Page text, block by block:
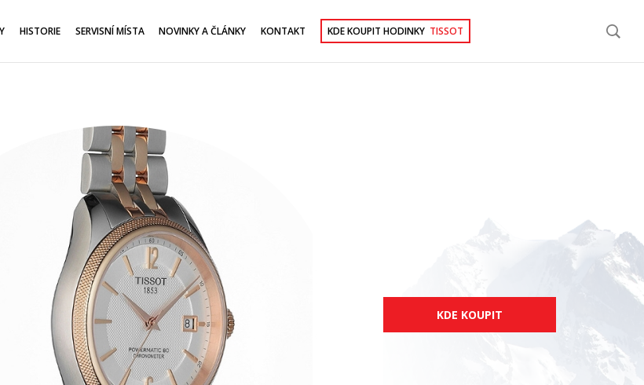
HISTORIE SERVISNÍ MÍSTA NOVINKY A ČLÁNKY KONTAKT KDE KOUPIT HODINKY TISSOT
KDE KOUPIT